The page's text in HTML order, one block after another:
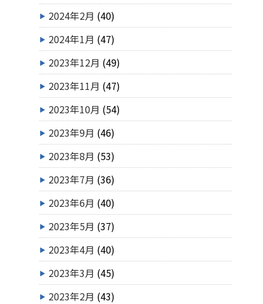
2024年2月 (40)
2024年1月 (47)
2023年12月 (49)
2023年11月 (47)
2023年10月 (54)
2023年9月 (46)
2023年8月 (53)
2023年7月 (36)
2023年6月 (40)
2023年5月 (37)
2023年4月 (40)
2023年3月 (45)
2023年2月 (43)